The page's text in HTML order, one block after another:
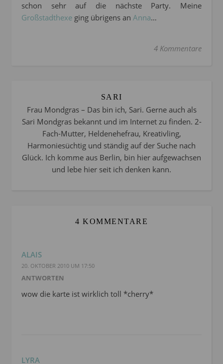
schon sehr auf die nächste Party. Meine
Großstadthexe ging übrigens an Anna…
4 Kommentare
SARI
Frau Mondgras – Das bin ich, Sari. Gerne auch als
Sari Mondgras bekannt und im Internet zu finden. 2-
Fach-Mutter, Heldenehefrau, Kreativling,
Harmoniesüchtig und ständig auf der Suche nach
Glück. Ich komme aus Berlin, bin hier aufgewachsen
und lebe hier seit ich denken kann.
4 KOMMENTARE
ALAIS
20. OKTOBER 2010 UM 17:50
ANTWORTEN
wow die karte ist wirklich toll *cherry*
LYRA